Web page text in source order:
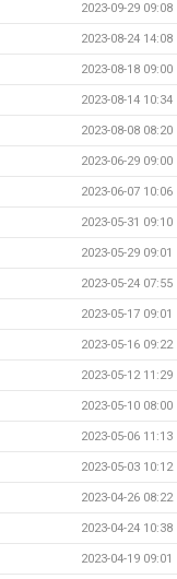
2023-09-29 09:08
2023-08-24 14:08
2023-08-18 09:00
2023-08-14 10:34
2023-08-08 08:20
2023-06-29 09:00
2023-06-07 10:06
2023-05-31 09:10
2023-05-29 09:01
2023-05-24 07:55
2023-05-17 09:01
2023-05-16 09:22
2023-05-12 11:29
2023-05-10 08:00
2023-05-06 11:13
2023-05-03 10:12
2023-04-26 08:22
2023-04-24 10:38
2023-04-19 09:01